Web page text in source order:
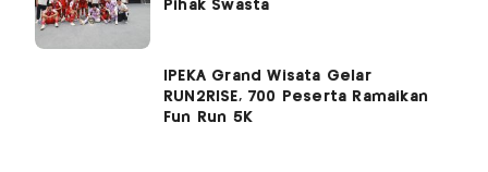
Pihak Swasta
IPEKA Grand Wisata Gelar
RUN2RISE, 700 Peserta Ramaikan
Fun Run 5K